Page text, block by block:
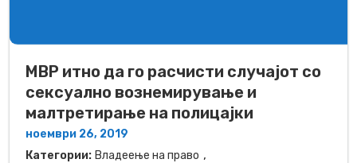
МВР итно да го расчисти случајот со
сексуално вознемирување и
малтретирање на полицајки
ноември 26, 2019
Категории: Владеење на право ,